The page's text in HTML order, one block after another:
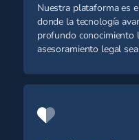
Nuestra plataforma es
donde la tecnología
profundo conocimiento
asesoramiento legal